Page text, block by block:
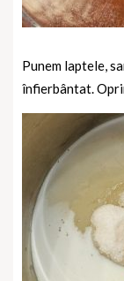
Punem laptele,
înfierbântat.